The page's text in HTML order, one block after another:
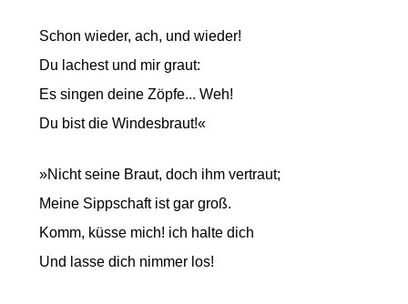
Schon wieder, ach, und wieder!
Du lachest und mir graut:
Es singen deine Zöpfe... Weh!
Du bist die Windesbraut!«
»Nicht seine Braut, doch ihm vertraut;
Meine Sippschaft ist gar groß.
Komm, küsse mich! ich halte dich
Und lasse dich nimmer los!